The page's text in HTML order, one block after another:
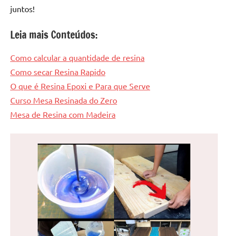
juntos!
Leia mais Conteúdos:
Como calcular a quantidade de resina
Como secar Resina Rapido
O que é Resina Epoxi e Para que Serve
Curso Mesa Resinada do Zero
Mesa de Resina com Madeira